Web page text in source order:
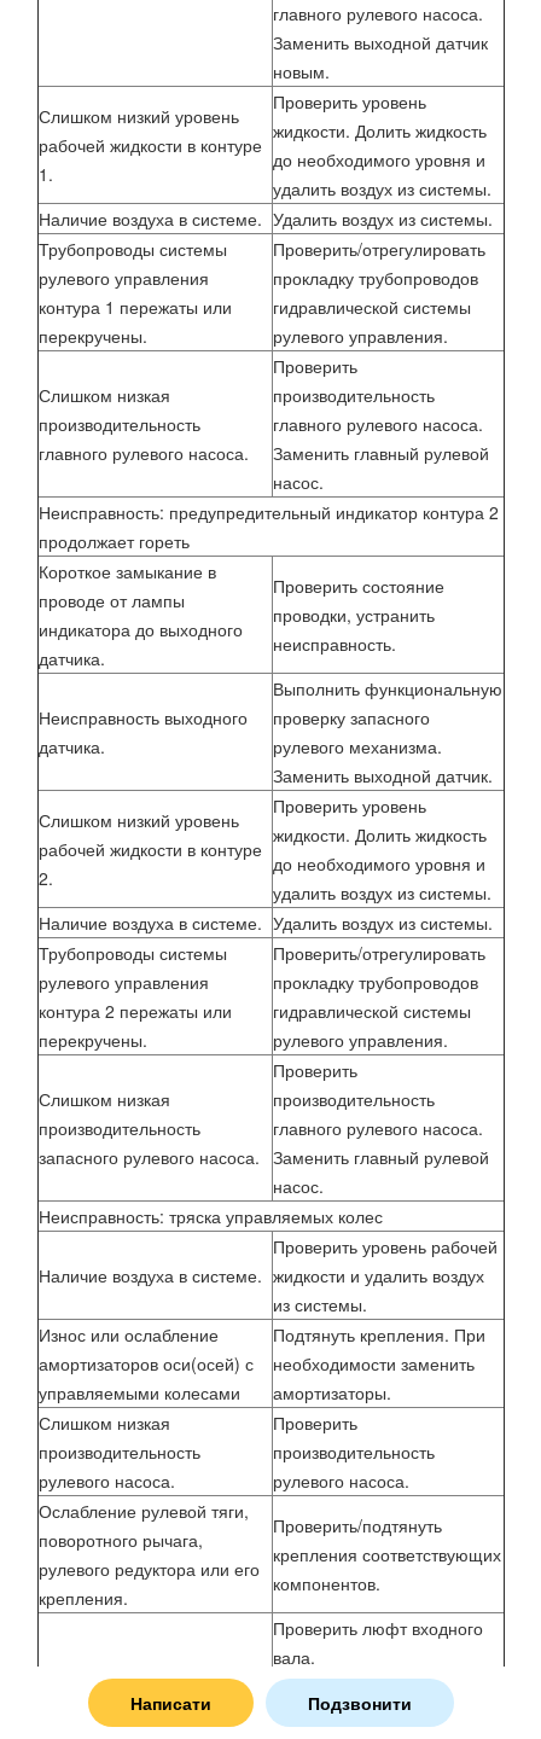
Написати Подзвонити
главного рулевого насоса.
Заменить выходной датчик
новым.
Слишком низкий уровень
рабочей жидкости в контуре
1.
Проверить уровень
жидкости. Долить жидкость
до необходимого уровня и
удалить воздух из системы.
Наличие воздуха в системе. Удалить воздух из системы.
Трубопроводы системы
рулевого управления
контура 1 пережаты или
перекручены.
Проверить/отрегулировать
прокладку трубопроводов
гидравлической системы
рулевого управления.
Слишком низкая
производительность
главного рулевого насоса.
Проверить
производительность
главного рулевого насоса.
Заменить главный рулевой
насос.
Неисправность: предупредительный индикатор контура 2
продолжает гореть
Короткое замыкание в
проводе от лампы
индикатора до выходного
датчика.
Проверить состояние
проводки, устранить
неисправность.
Неисправность выходного
датчика.
Выполнить функциональную
проверку запасного
рулевого механизма.
Заменить выходной датчик.
Слишком низкий уровень
рабочей жидкости в контуре
2.
Проверить уровень
жидкости. Долить жидкость
до необходимого уровня и
удалить воздух из системы.
Наличие воздуха в системе. Удалить воздух из системы.
Трубопроводы системы
рулевого управления
контура 2 пережаты или
перекручены.
Проверить/отрегулировать
прокладку трубопроводов
гидравлической системы
рулевого управления.
Слишком низкая
производительность
запасного рулевого насоса.
Проверить
производительность
главного рулевого насоса.
Заменить главный рулевой
насос.
Неисправность: тряска управляемых колес
Наличие воздуха в системе.
Проверить уровень рабочей
жидкости и удалить воздух
из системы.
Износ или ослабление
амортизаторов оси(осей) с
управляемыми колесами
Подтянуть крепления. При
необходимости заменить
амортизаторы.
Слишком низкая
производительность
рулевого насоса.
Проверить
производительность
рулевого насоса.
Ослабление рулевой тяги,
поворотного рычага,
рулевого редуктора или его
крепления.
Проверить/подтянуть
крепления соответствующих
компонентов.
Чрезмерный внутренний
люфт рулевого редуктора.
Проверить люфт входного
вала.
Проверить точку давления
рулевого редуктора.